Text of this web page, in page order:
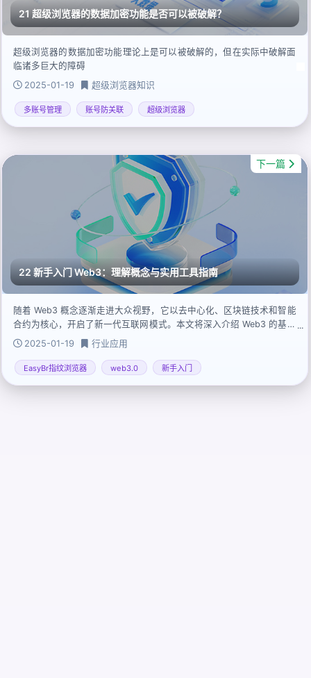
21 超级浏览器的数据加密功能是否可以被破解？
超级浏览器的数据加密功能理论上是可以被破解的，但在实际中破解面
临诸多巨大的障碍
2025-01-19
超级浏览器知识
多账号管理 账号防关联 超级浏览器
下一篇
22 新手入门 Web3：理解概念与实用工具指南
随着 Web3 概念逐渐走进大众视野，它以去中心化、区块链技术和智能
合约为核心，开启了新一代互联网模式。本文将深入介绍 Web3 的基础
知识、常见误区及实用工具，帮助新手更快上手。
2025-01-19 行业应用
EasyBr指纹浏览器 web3.0 新手入门